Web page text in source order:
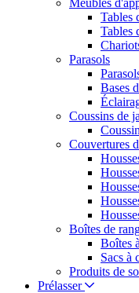
Tables
Tables
Parasols
Bases
Coussins de
Couvertures
Boîtes de
Boîtes
Sacs à
Produits de
Prélasser